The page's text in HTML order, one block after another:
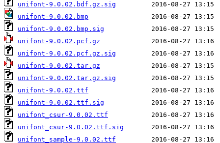
unifont-9.0.02.bdf.gz.sig
unifont-9.0.02.bmp
unifont-9.0.02.bmp.sig
unifont-9.0.02.pcf.gz
unifont-9.0.02.pcf.gz.sig
unifont-9.0.02.tar.gz
unifont-9.0.02.tar.gz.sig
unifont-9.0.02.ttf
unifont-9.0.02.ttf.sig
unifont_csur-9.0.02.ttf
unifont_csur-9.0.02.ttf.sig
unifont_sample-9.0.02.ttf